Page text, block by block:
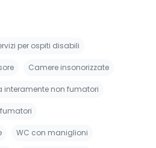
per ospiti disabili
Camere insonorizzate
interamente non fumatori
WC con maniglioni